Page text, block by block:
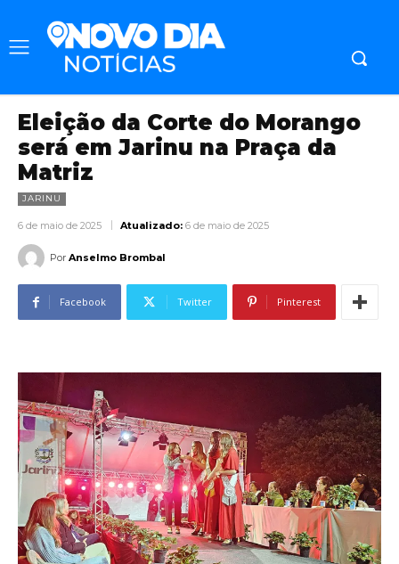
Eleição da Corte do Morango
será em Jarinu na Praça da
Matriz
JARINU
6 de maio de 2025 Atualizado: 6 de maio de 2025
Por Anselmo Brombal
Facebook Twitter Pinterest